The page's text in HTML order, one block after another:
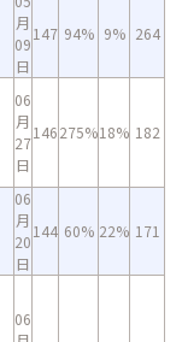
月
09
日
147 94% 9% 264
06
月
27
日
146275%18% 182
06
月
20
日
144 60% 22% 171
06